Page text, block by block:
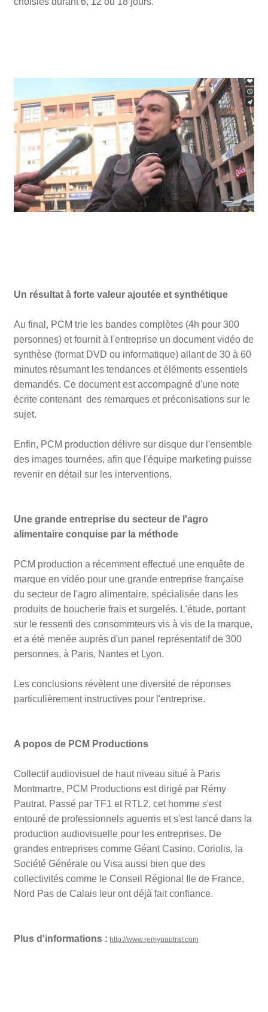
Un résultat à forte valeur ajoutée et synthétique
Au final, PCM trie les bandes complètes (4h pour 300
personnes) et fournit à l'entreprise un document vidéo de
synthèse (format DVD ou informatique) allant de 30 à 60
minutes résumant les tendances et éléments essentiels
demandés. Ce document est accompagné d'une note
écrite contenant des remarques et préconisations sur le
sujet.
Enfin, PCM production délivre sur disque dur l'ensemble
des images tournées, afin que l'équipe marketing puisse
revenir en détail sur les interventions.
Une grande entreprise du secteur de l'agro
alimentaire conquise par la méthode
PCM production a récemment effectué une enquête de
marque en vidéo pour une grande entreprise française
du secteur de l'agro alimentaire, spécialisée dans les
produits de boucherie frais et surgelés. L'étude, portant
sur le ressenti des consommteurs vis à vis de la marque,
et a été menée auprès d'un panel représentatif de 300
personnes, à Paris, Nantes et Lyon.
Les conclusions révèlent une diversité de réponses
particulièrement instructives pour l'entreprise.
A popos de PCM Productions
Collectif audiovisuel de haut niveau situé à Paris
Montmartre, PCM Productions est dirigé par Rémy
Pautrat. Passé par TF1 et RTL2, cet homme s'est
entouré de professionnels aguerris et s'est lancé dans la
production audiovisuelle pour les entreprises. De
grandes entreprises comme Géant Casino, Coriolis, la
Société Générale ou Visa aussi bien que des
collectivités comme le Conseil Régional Ile de France,
Nord Pas de Calais leur ont déjà fait confiance.
Plus d'informations : http://www.remypautrat.com